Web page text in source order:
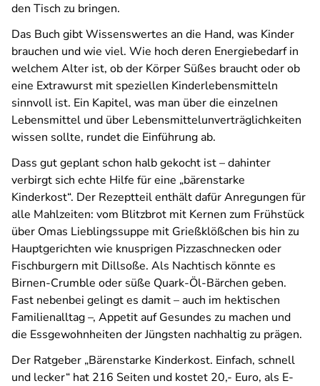
den Tisch zu bringen.
Das Buch gibt Wissenswertes an die Hand, was Kinder
brauchen und wie viel. Wie hoch deren Energiebedarf in
welchem Alter ist, ob der Körper Süßes braucht oder ob
eine Extrawurst mit speziellen Kinderlebensmitteln
sinnvoll ist. Ein Kapitel, was man über die einzelnen
Lebensmittel und über Lebensmittelunverträglichkeiten
wissen sollte, rundet die Einführung ab.
Dass gut geplant schon halb gekocht ist – dahinter
verbirgt sich echte Hilfe für eine „bärenstarke
Kinderkost“. Der Rezeptteil enthält dafür Anregungen für
alle Mahlzeiten: vom Blitzbrot mit Kernen zum Frühstück
über Omas Lieblingssuppe mit Grießklößchen bis hin zu
Hauptgerichten wie knusprigen Pizzaschnecken oder
Fischburgern mit Dillsoße. Als Nachtisch könnte es
Birnen-Crumble oder süße Quark-Öl-Bärchen geben.
Fast nebenbei gelingt es damit – auch im hektischen
Familienalltag –, Appetit auf Gesundes zu machen und
die Essgewohnheiten der Jüngsten nachhaltig zu prägen.
Der Ratgeber „Bärenstarke Kinderkost. Einfach, schnell
und lecker“ hat 216 Seiten und kostet 20,- Euro, als E-